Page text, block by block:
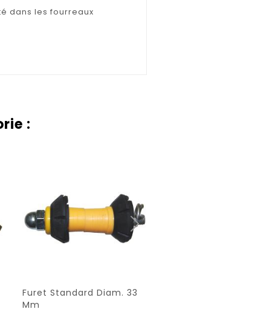
dans les fourreaux
:
Furet Standard Diam. 33
Mm